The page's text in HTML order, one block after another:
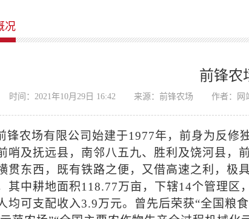
况
前锋农
时间：2021年10月29日 16:42 来源：前锋农场 作者：网
锋农场有限公司始建于1977年，前身为反修
哨及抚远县，南邻八五九、胜利及饶河县，
贯东西，既有铁路之便，又借高速之利，极
其中耕地面积118.77万亩，下辖14个管理区
均可支配收入3.9万元。曾先后荣获“全国粮